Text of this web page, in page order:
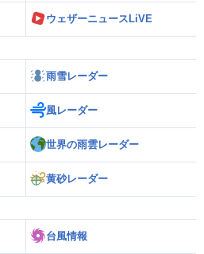
ウェザーニュースLiVE
雨雪レーダー
風レーダー
世界の雨雲レーダー
黄砂レーダー
台風情報